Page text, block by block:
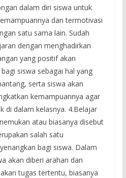
dalam diri siswa untuk
dan termotivasi
satu sama lain. Sudah
dengan menghadirkan
yang positif akan
siswa sebagai hal yang
serta siswa akan
kemampuannya agar
di dalam kelasnya. 4.Belajar
atau biasanya disebut
salah satu
bagi siswa. Dalam
akan diberi arahan dan
tugas tertentu, biasanya